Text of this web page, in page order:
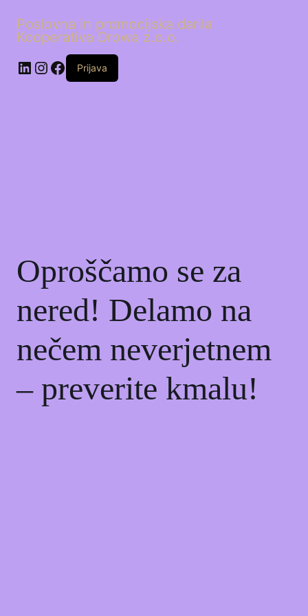
Poslovna in promocijska darila
Kooperativa Drowa z.o.o.
LinkedIn
Instagram
Facebook
Prijava
Oproščamo se za
nered! Delamo na
nečem neverjetnem
– preverite kmalu!